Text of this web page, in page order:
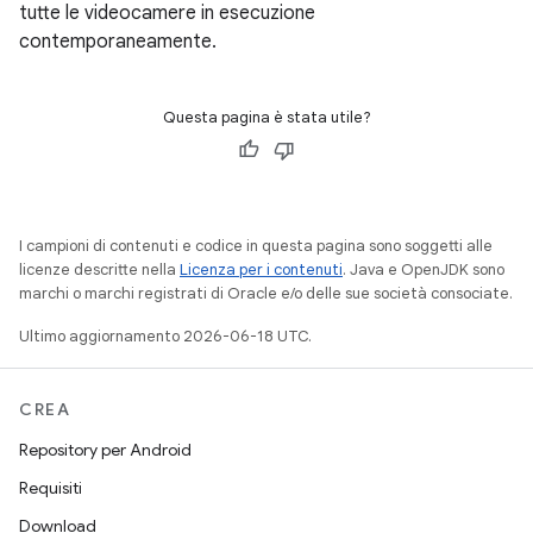
tutte le videocamere in esecuzione
contemporaneamente.
Questa pagina è stata utile?
I campioni di contenuti e codice in questa pagina sono soggetti alle
licenze descritte nella Licenza per i contenuti. Java e OpenJDK sono
marchi o marchi registrati di Oracle e/o delle sue società consociate.
Ultimo aggiornamento 2026-06-18 UTC.
CREA
Repository per Android
Requisiti
Download